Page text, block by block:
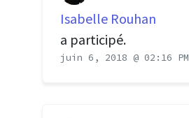
Isabelle Rouhan
a participé.
juin 6, 2018 @ 02:16 PM